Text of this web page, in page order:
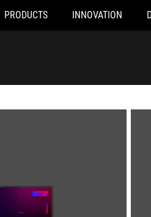
PRODUCTS INNOVATION